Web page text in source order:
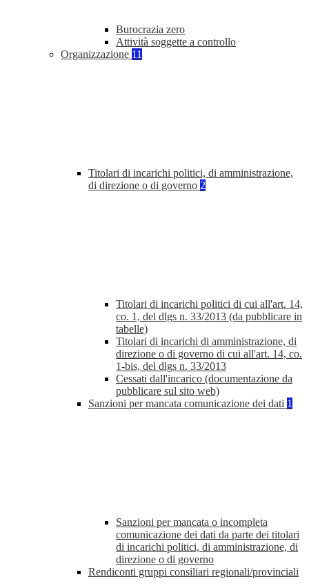
Burocrazia zero
Attività soggette a controllo
Organizzazione 11
Titolari di incarichi politici, di amministrazione,
di direzione o di governo 2
Titolari di incarichi politici di cui all'art. 14,
co. 1, del dlgs n. 33/2013 (da pubblicare in
tabelle)
Titolari di incarichi di amministrazione, di
direzione o di governo di cui all'art. 14, co.
1-bis, del dlgs n. 33/2013
Cessati dall'incarico (documentazione da
pubblicare sul sito web)
Sanzioni per mancata comunicazione dei dati 1
Sanzioni per mancata o incompleta
comunicazione dei dati da parte dei titolari
di incarichi politici, di amministrazione, di
direzione o di governo
Rendiconti gruppi consiliari regionali/provinciali